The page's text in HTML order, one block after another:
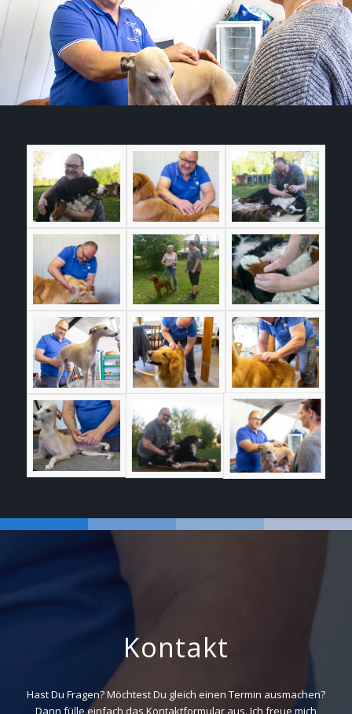
Kontakt
Hast Du Fragen? Möchtest Du gleich einen Termin ausmachen?
Dann fülle einfach das Kontaktformular aus. Ich freue mich